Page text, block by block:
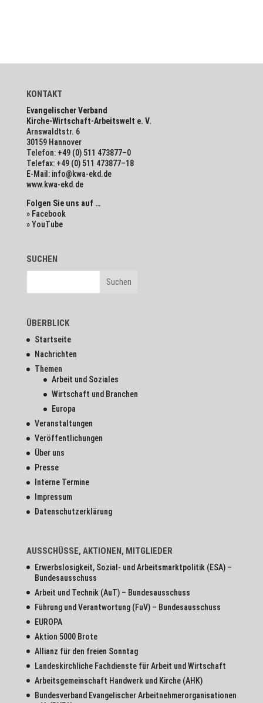
KONTAKT
Evan­ge­li­scher Verband
Kirche-Wirt­schaft-Arbeits­welt e. V.
Arns­waldt­str. 6
30159 Hannover
Telefon: +49 (0) 511 473877–0
Telefax: +49 (0) 511 473877–18
E‑Mail: info@kwa-ekd.de
www.kwa-ekd.de
Folgen Sie uns auf …
» Facebook
» YouTube
SUCHEN
ÜBERBLICK
Startseite
Nachrichten
Themen
Arbeit und Soziales
Wirtschaft und Branchen
Europa
Veranstaltungen
Veröffentlichungen
Über uns
Presse
Interne Termine
Impressum
Datenschutzerklärung
AUSSCHÜSSE, AKTIONEN, MITGLIEDER
Erwerbslosigkeit, Sozial- und Arbeitsmarktpolitik (ESA) –
Bundesausschuss
Arbeit und Technik (AuT) – Bundesausschuss
Führung und Verantwortung (FuV) – Bundesausschuss
EUROPA
Aktion 5000 Brote
Allianz für den freien Sonntag
Landeskirchliche Fachdienste für Arbeit und Wirtschaft
Arbeitsgemeinschaft Handwerk und Kirche (AHK)
Bundesverband Evangelischer Arbeitnehmerorganisationen